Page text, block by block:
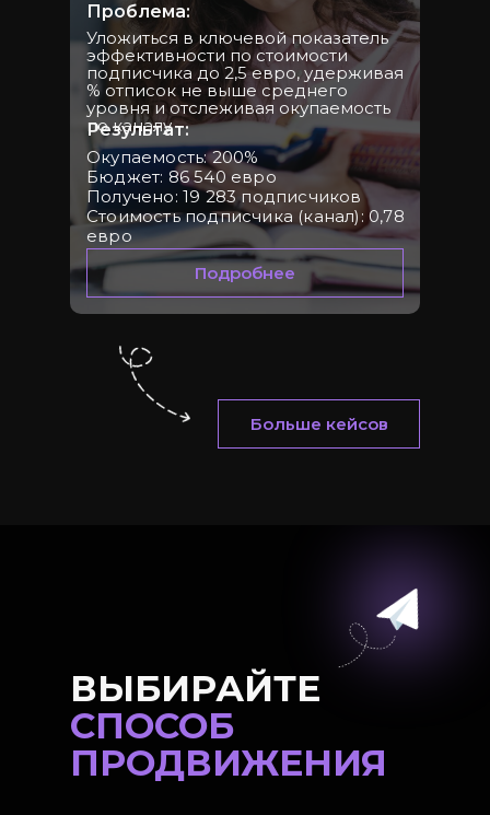
Мастер-группа
Элины Бутенко
Хакатон МСА
И
другие...
Больше кейсов
Подробнее
Проблема:
Уложиться в ключевой показатель
эффективности по стоимости
подписчика до 2,5 евро, удерживая
% отписок не выше среднего
уровня и отслеживая окупаемость
по каналу
Результат:
Окупаемость: 200%
Бюджет: 86 540 евро
Получено: 19 283 подписчиков
Стоимость подписчика (канал): 0,78
евро
ВЫБИРАЙТЕ
СПОСОБ
ПРОДВИЖЕНИЯ